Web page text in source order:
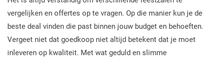
vergelijken en offertes op te vragen. Op die manier kun je de
beste deal vinden die past binnen jouw budget en behoeften.
Vergeet niet dat goedkoop niet altijd betekent dat je moet
inleveren op kwaliteit. Met wat geduld en slimme